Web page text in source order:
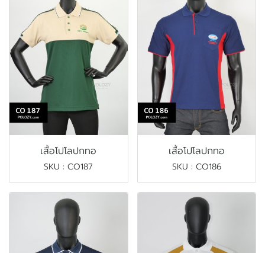
เสื้อโปโลปกทอ
SKU : CO187
เสื้อโปโลปกทอ
SKU : CO186